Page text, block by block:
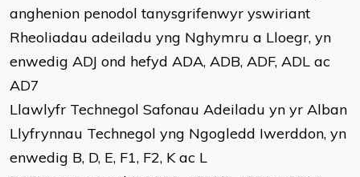
anghenion penodol tanysgrifenwyr yswiriant
Rheoliadau adeiladu yng Nghymru a Lloegr, yn
enwedig ADJ ond hefyd ADA, ADB, ADF, ADL ac
AD7
Llawlyfr Technegol Safonau Adeiladu yn yr Alban
Llyfrynnau Technegol yng Ngogledd Iwerddon, yn
enwedig B, D, E, F1, F2, K ac L